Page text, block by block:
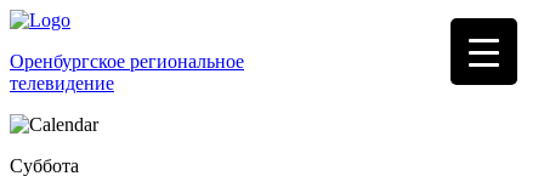
Оренбургское региональное
телевидение
Суббота